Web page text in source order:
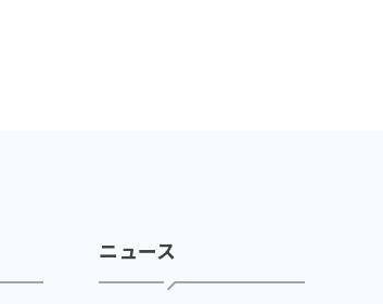
ニュース